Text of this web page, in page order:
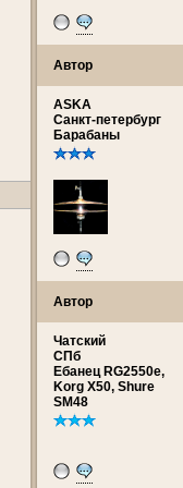
Автор
ASKA
Санкт-петербург
Барабаны
Автор
Чатский
СПб
Ебанец RG2550e,
Korg X50, Shure
SМ48